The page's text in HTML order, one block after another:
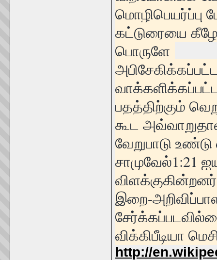
மொழிபெயர்ப்பு
கட்டுரையை
பொருளே
பதத்திற்கும்
கூட
வேறுபாடு
சாமுவேல்1:21
இறை-
விக்கிபீடியா
http://